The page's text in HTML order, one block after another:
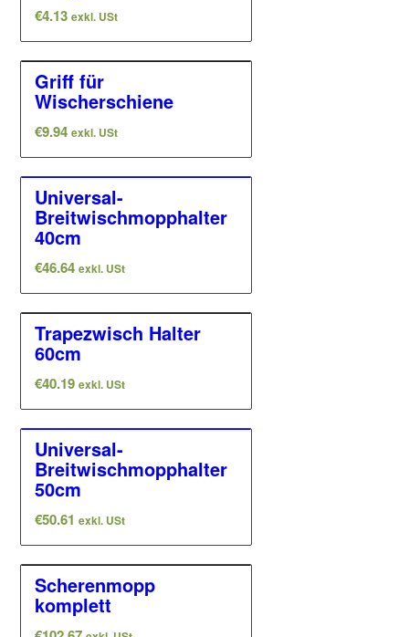
€4.13 exkl. USt
Griff für
Wischerschiene
€9.94 exkl. USt
Universal-
Breitwischmopphalter
40cm
€46.64 exkl. USt
Trapezwisch Halter
60cm
€40.19 exkl. USt
Universal-
Breitwischmopphalter
50cm
€50.61 exkl. USt
Scherenmopp
komplett